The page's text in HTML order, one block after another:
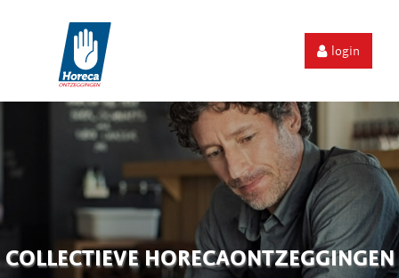
login
COLLECTIEVE HORECAONTZEGGINGEN